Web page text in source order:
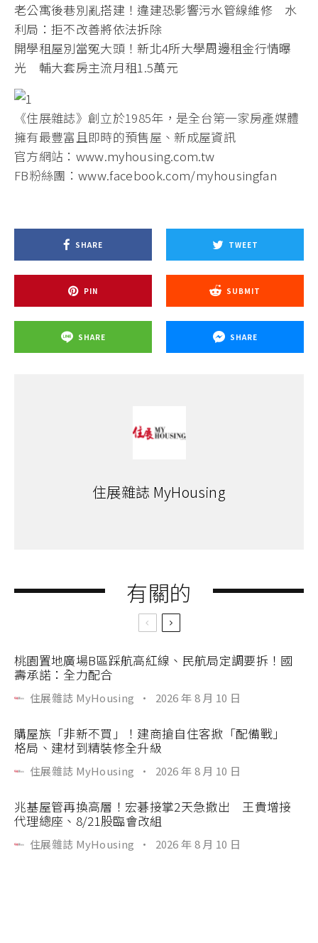
老公寓後巷別亂搭建！違建恐影響污水管線維修 水
利局：拒不改善將依法拆除
開學租屋別當冤大頭！新北4所大學周邊租金行情曝
光 輔大套房主流月租1.5萬元
《住展雜誌》創立於1985年，是全台第一家房產媒體
擁有最豐富且即時的預售屋、新成屋資訊
官方網站： www.myhousing.com.tw
FB粉絲團：www.facebook.com/myhousingfan
SHARE TWEET
PIN SUBMIT
SHARE SHARE
住展雜誌 MyHousing
有關的
桃園置地廣場B區踩航高紅線、民航局定調要拆！國
壽承諾：全力配合
住展雜誌 MyHousing · 2026 年 8 月 10 日
購屋族「非新不買」！建商搶自住客掀「配備戰」
格局、建材到精裝修全升級
住展雜誌 MyHousing · 2026 年 8 月 10 日
兆基屋管再換高層！宏碁接掌2天急撤出 王貴增接
代理總座、8/21股臨會改組
住展雜誌 MyHousing · 2026 年 8 月 10 日